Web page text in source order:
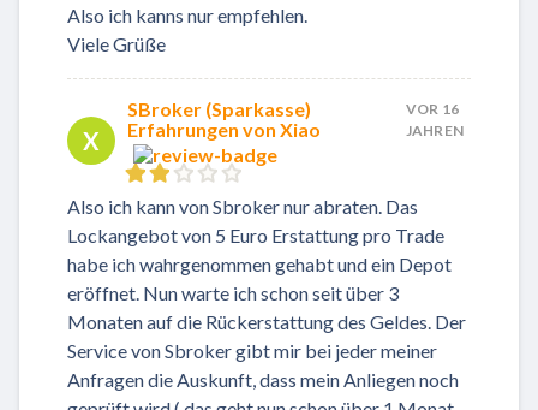
Also ich kanns nur empfehlen.
Viele Grüße
X
SBroker (Sparkasse)
Erfahrungen von Xiao
VOR 16
JAHREN
Also ich kann von Sbroker nur abraten. Das
Lockangebot von 5 Euro Erstattung pro Trade
habe ich wahrgenommen gehabt und ein Depot
eröffnet. Nun warte ich schon seit über 3
Monaten auf die Rückerstattung des Geldes. Der
Service von Sbroker gibt mir bei jeder meiner
Anfragen die Auskunft, dass mein Anliegen noch